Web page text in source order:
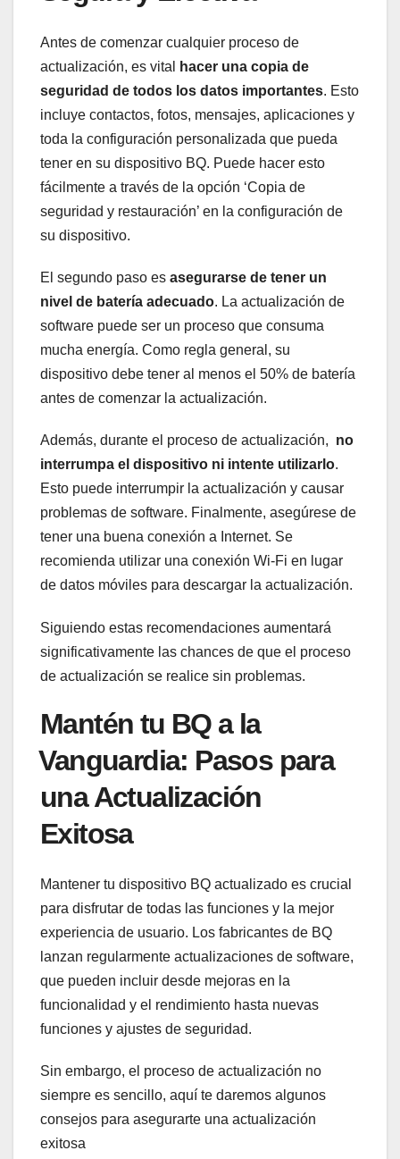
Antes de‌ comenzar ⁢cualquier proceso de
⁢actualización, es vital
hacer‍ una⁢ copia de
seguridad​ de todos​ los datos importantes.​ Esto
incluye contactos,⁤ fotos, mensajes, aplicaciones‍ y
toda la configuración personalizada que pueda
⁣tener‍ en⁤ su dispositivo⁢ BQ. Puede ⁢hacer esto
fácilmente a través de ⁢la ‍opción ‘Copia de
seguridad y restauración’⁣ en la‍ configuración de
su ​dispositivo. ⁣
El segundo paso ‌es asegurarse de ‍tener ‌un‌
nivel⁤ de‍ batería adecuado.⁣ La actualización de
software ‍puede ser un proceso que consuma
mucha energía. Como ‌regla general, su
dispositivo debe⁢ tener al menos ⁢el 50% de ‌batería
antes ‍de⁢ comenzar la actualización.
Además, durante el proceso de actualización, ‌ no⁢
interrumpa el ‌dispositivo ni intente utilizarlo.
‌Esto puede interrumpir⁢ la actualización y causar​
problemas de software. ⁤Finalmente,⁢ asegúrese de
tener una​ buena conexión‍ a Internet. Se
recomienda utilizar una conexión Wi-Fi⁤ en lugar ​
de‍ datos ​móviles para descargar la actualización.
Siguiendo estas⁣ recomendaciones aumentará
significativamente ⁤las⁤ chances⁤ de que⁤ el proceso⁣
de‌ actualización se⁤ realice sin problemas.
Mantén tu BQ a la
⁣Vanguardia: Pasos para
una Actualización
Exitosa
Mantener ​tu dispositivo BQ actualizado es crucial
para disfrutar de todas las funciones ⁢y la mejor
experiencia de ⁤usuario. Los ‌fabricantes de⁣ BQ⁣
lanzan regularmente actualizaciones de software,
que pueden incluir desde mejoras en la
funcionalidad y el rendimiento ⁤hasta nuevas
funciones y ajustes⁢ de seguridad.
Sin embargo,⁤ el proceso de actualización⁤ no
‌siempre ​es sencillo, ⁣aquí te daremos algunos
‍consejos para asegurarte una actualización
exitosa